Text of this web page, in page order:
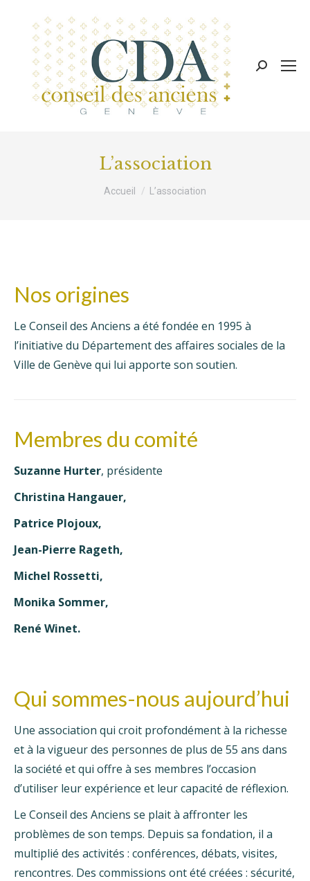
Recherche
L’association
Vous êtes ici :
Accueil L’association
Nos origines
Le Conseil des Anciens a été fondée en 1995 à
l’initiative du Département des affaires sociales de la
Ville de Genève qui lui apporte son soutien.
Membres du comité
Suzanne Hurter, présidente
Christina Hangauer,
Patrice Plojoux,
Jean-Pierre Rageth,
Michel Rossetti,
Monika Sommer,
René Winet.
Qui sommes-nous aujourd’hui
Une association qui croit profondément à la richesse
et à la vigueur des personnes de plus de 55 ans dans
la société et qui offre à ses membres l’occasion
d’utiliser leur expérience et leur capacité de réflexion.
Le Conseil des Anciens se plait à affronter les
problèmes de son temps. Depuis sa fondation, il a
multiplié des activités : conférences, débats, visites,
rencontres. Des commissions ont été créées : sécurité,